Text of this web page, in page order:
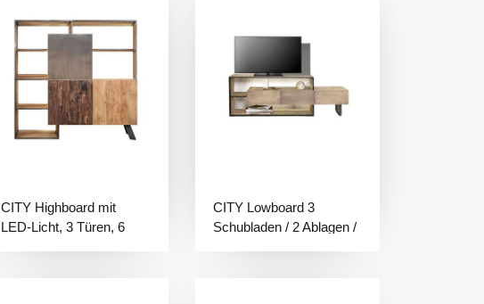
CITY Highboard mit
LED‑Licht, 3 Türen, 6
CITY Lowboard 3
Schubladen / 2 Ablagen /